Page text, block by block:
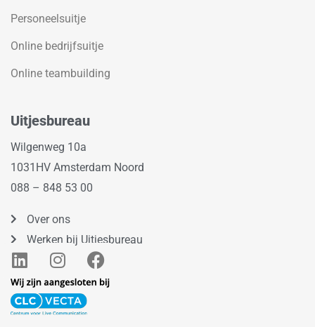
Personeelsuitje
Online bedrijfsuitje
Online teambuilding
Uitjesbureau
Wilgenweg 10a
1031HV Amsterdam Noord
088 – 848 53 00
Over ons
Werken bij Uitjesbureau
L
i
n
k
I
n
s
t
F
a